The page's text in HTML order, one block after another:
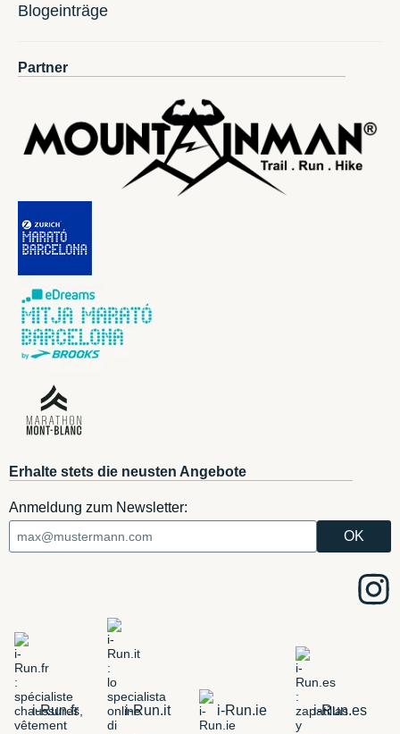
Blogeinträge
Partner
Erhalte stets die neusten Angebote
Anmeldung zum Newsletter:
i-Run.fr i-Run.it i-Run.ie i-Run.es